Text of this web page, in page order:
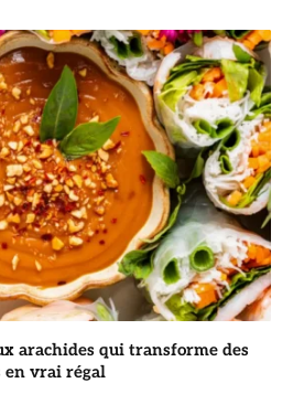
arachides qui transforme des
en vrai régal